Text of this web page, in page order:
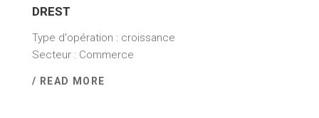
DREST
Type d'opération : croissance
Secteur : Commerce
/ READ MORE